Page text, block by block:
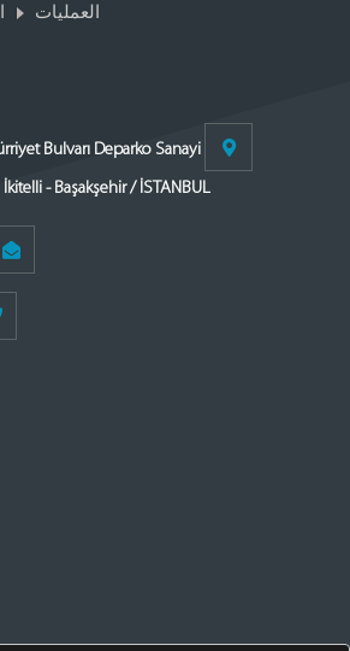
العمليات
Bulvarı Deparko Sanayi
- Başakşehir / İSTANBUL